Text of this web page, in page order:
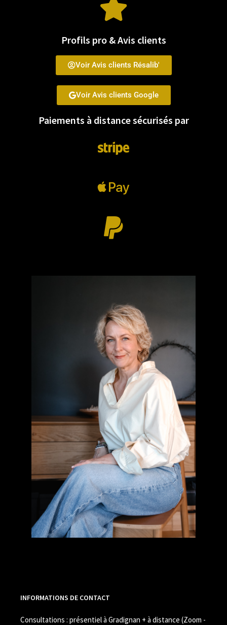
Profils pro & Avis clients
Voir Avis clients Résalib'
Voir Avis clients Google
Paiements à distance sécurisés par
INFORMATIONS DE CONTACT
Consultations : présentiel à Gradignan + à distance (Zoom -